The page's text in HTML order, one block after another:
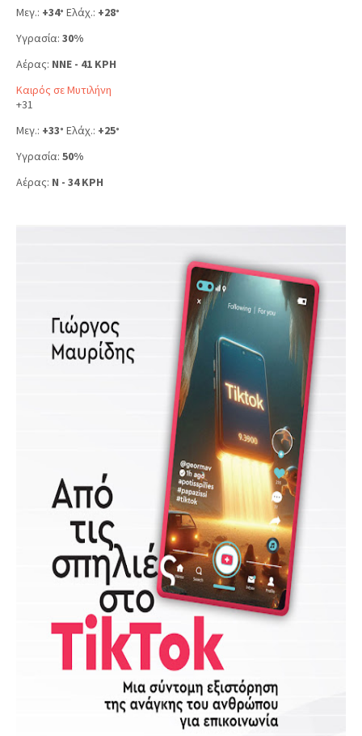
Μεγ.: +34° Ελάχ.: +28°
Υγρασία: 30%
Αέρας: NNE - 41 KPH
Καιρός σε Μυτιλήνη
+31
Μεγ.: +33° Ελάχ.: +25°
Υγρασία: 50%
Αέρας: N - 34 KPH